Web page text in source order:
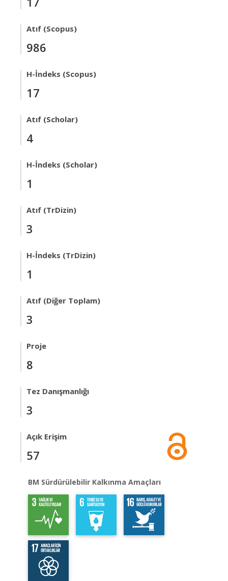
Atıf (Scopus)
986
H-İndeks (Scopus)
17
Atıf (Scholar)
4
H-İndeks (Scholar)
1
Atıf (TrDizin)
3
H-İndeks (TrDizin)
1
Atıf (Diğer Toplam)
3
Proje
8
Tez Danışmanlığı
3
Açık Erişim
57
BM Sürdürülebilir Kalkınma Amaçları